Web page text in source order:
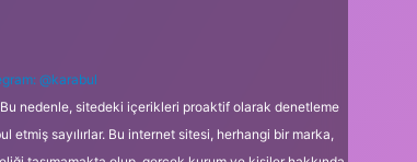
@karabul
Bu nedenle, sitedeki içerikleri proaktif olarak denetleme
sayılırlar. Bu internet sitesi, herhangi bir marka,